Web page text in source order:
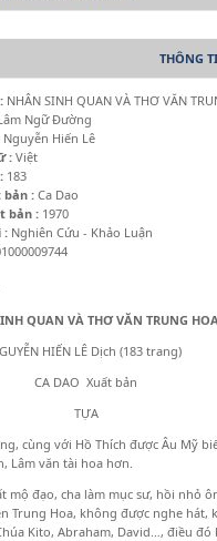
THÔNG
NHÂN SINH QUAN VÀ THƠ VĂN
Ngữ Đường
Nguyễn Hiến Lê
: Việt
183
bản : Ca Dao
bản : 1970
: Nghiên Cứu - Khảo Luận
QUAN VÀ THƠ VĂN TRUNG
HIẾN LÊ Dịch (183 trang)
CA DAO Xuất bản
TỰA
cùng với Hồ Thích được Âu Mỹ
Lâm văn tài hoa hơn.
đạo, cha làm mục sư, hồi nhỏ
Trung Hoa, không được nghe
Kito, Abraham, David…, điều